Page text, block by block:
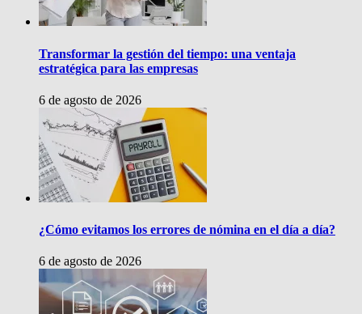
Transformar la gestión del tiempo: una ventaja
estratégica para las empresas
6 de agosto de 2026
¿Cómo evitamos los errores de nómina en el día a día?
6 de agosto de 2026